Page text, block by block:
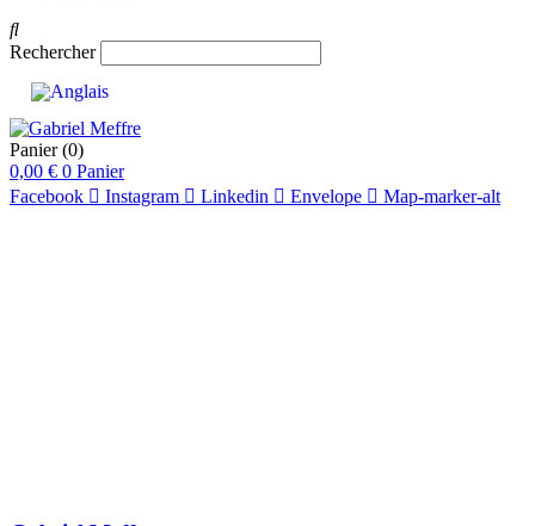
Rechercher
Panier (0)
0,00 € 0 Panier
Facebook
Instagram Linkedin Envelope Map-marker-alt